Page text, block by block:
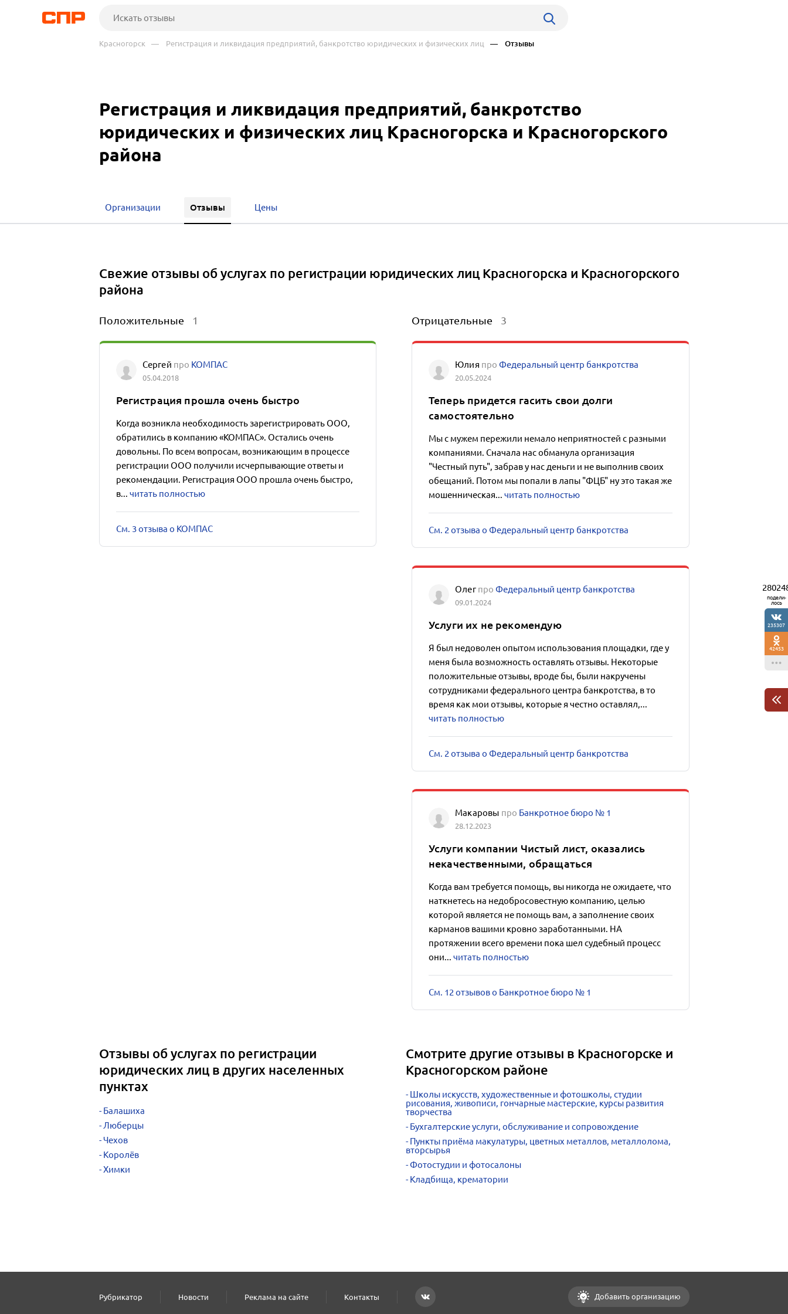
Красногорск — Регистрация и ликвидация предприятий, банкротство юридических и физических лиц — Отзывы
Регистрация и ликвидация предприятий, банкротство
юридических и физических лиц Красногорска и Красногорского
района
Организации Отзывы Цены
Свежие отзывы об услугах по регистрации юридических лиц Красногорска и Красногорского
района
Положительные 1
Сергей про КОМПАС
05.04.2018
Регистрация прошла очень быстро
Когда возникла необходимость зарегистрировать ООО,
обратились в компанию «КОМПАС». Остались очень
довольны. По всем вопросам, возникающим в процессе
регистрации ООО получили исчерпывающие ответы и
рекомендации. Регистрация ООО прошла очень быстро,
в... читать полностью
См. 3 отзыва о КОМПАС
Отрицательные 3
Юлия про Федеральный центр банкротства
20.05.2024
Теперь придется гасить свои долги
самостоятельно
Мы с мужем пережили немало неприятностей с разными
компаниями. Сначала нас обманула организация
"Честный путь", забрав у нас деньги и не выполнив своих
обещаний. Потом мы попали в лапы "ФЦБ" ну это такая же
мошенническая... читать полностью
См. 2 отзыва о Федеральный центр банкротства
Олегпро Федеральный центр банкротства
09.01.2024
Услуги их не рекомендую
Я был недоволен опытом использования площадки, где у
меня была возможность оставлять отзывы. Некоторые
положительные отзывы, вроде бы, были накручены
сотрудниками федерального центра банкротства, в то
время как мои отзывы, которые я честно оставлял,...
читать полностью
См. 2 отзыва о Федеральный центр банкротства
Макаровы про Банкротное бюро № 1
28.12.2023
Услуги компании Чистый лист, оказались
некачественными, обращаться
Когда вам требуется помощь, вы никогда не ожидаете, что
наткнетесь на недобросовестную компанию, целью
которой является не помощь вам, а заполнение своих
карманов вашими кровно заработанными. НА
протяжении всего времени пока шел судебный процесс
они... читать полностью
См. 12 отзывов о Банкротное бюро № 1
Отзывы об услугах по регистрации
юридических лиц в других населенных
пунктах
Балашиха
Люберцы
Чехов
Королёв
Химки
Смотрите другие отзывы в Красногорске и
Красногорском районе
Школы искусств, художественные и фотошколы, студии
рисования, живописи, гончарные мастерские, курсы развития
творчества
Бухгалтерские услуги, обслуживание и сопровождение
Пункты приёма макулатуры, цветных металлов, металлолома,
вторсырья
Фотостудии и фотосалоны
Кладбища, крематории
подели-
лось
235307
42453
Рубрикатор Новости Реклама на сайте Контакты Добавить организацию